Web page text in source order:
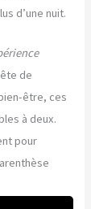
d’une nuit.
de
être, ces
à deux.
pour